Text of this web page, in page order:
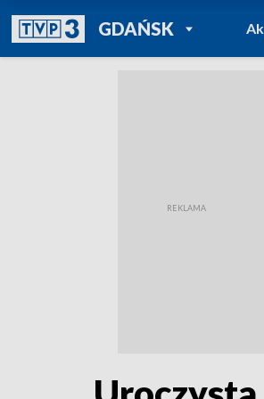
GDAŃSKPOWRÓT DO
TVP REGIONY